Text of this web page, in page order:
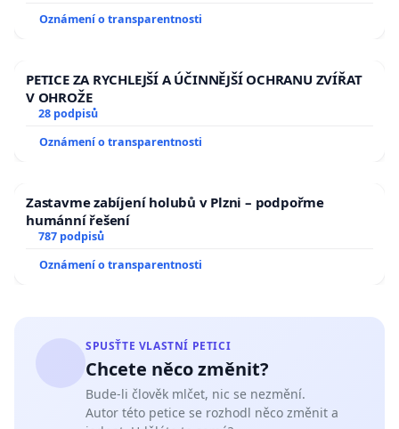
Oznámení o transparentnosti
PETICE ZA RYCHLEJŠÍ A ÚČINNĚJŠÍ OCHRANU ZVÍŘAT
V OHROŽE
28 podpisů
Oznámení o transparentnosti
Zastavme zabíjení holubů v Plzni – podpořme
humánní řešení
787 podpisů
Oznámení o transparentnosti
SPUSŤTE VLASTNÍ PETICI
Chcete něco změnit?
Bude-li člověk mlčet, nic se nezmění.
Autor této petice se rozhodl něco změnit a